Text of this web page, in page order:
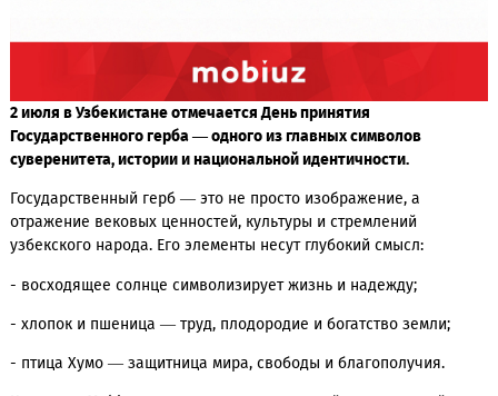
2 июля в Узбекистане отмечается День принятия
Государственного герба — одного из главных символов
суверенитета, истории и национальной идентичности.
Государственный герб — это не просто изображение, а
отражение вековых ценностей, культуры и стремлений
узбекского народа. Его элементы несут глубокий смысл: